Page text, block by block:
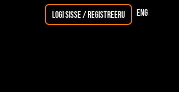
Logi sisse / registreeru ENG